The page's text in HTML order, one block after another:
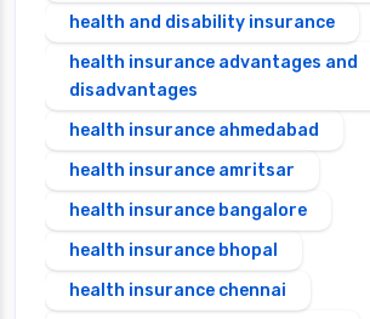
health and disability insurance
health insurance advantages and
disadvantages
health insurance ahmedabad
health insurance amritsar
health insurance bangalore
health insurance bhopal
health insurance chennai